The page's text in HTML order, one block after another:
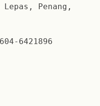
Penang,
6421896